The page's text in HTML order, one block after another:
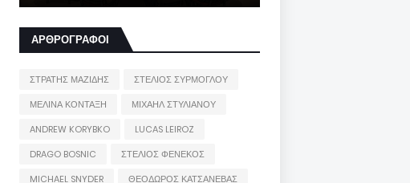
ΑΡΘΡΟΓΡΑΦΟΙ
ΣΤΡΑΤΗΣ ΜΑΖΙΔΗΣ
ΣΤΕΛΙΟΣ ΣΥΡΜΟΓΛΟΥ
ΜΕΛΙΝΑ ΚΟΝΤΑΞΗ
ΜΙΧΑΗΛ ΣΤΥΛΙΑΝΟΥ
ANDREW KORYBKO
LUCAS LEIROZ
DRAGO BOSNIC
ΣΤΕΛΙΟΣ ΦΕΝΕΚΟΣ
MICHAEL SNYDER
ΘΕΟΔΩΡΟΣ ΚΑΤΣΑΝΕΒΑΣ